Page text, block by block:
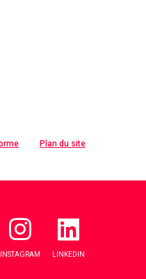
Plan du site
INSTAGRAM LINKEDIN